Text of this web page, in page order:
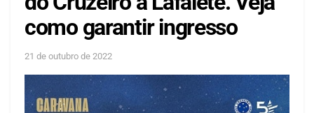
como garantir ingresso
21 de outubro de 2022